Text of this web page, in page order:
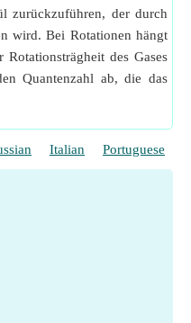
zurückzuführen, der durch
wird. Bei Rotationen hängt
des Gases
Quantenzahl ab, die das
Italian Portuguese